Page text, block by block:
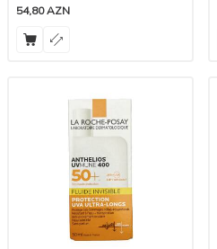
54,80AZN